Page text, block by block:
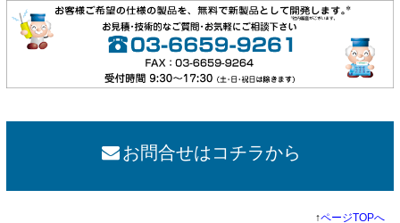
お問合せはコチラから
↑ページTOPへ